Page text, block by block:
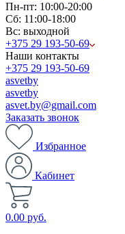
Пн-пт: 10:00-20:00
Сб: 11:00-18:00
Вс: выходной
+375 29 193-50-69
Наши контакты
+375 29 193-50-69
asvetby
asvetby
asvet.by@gmail.com
Заказать звонок
Избранное
Кабинет
0.00 руб.